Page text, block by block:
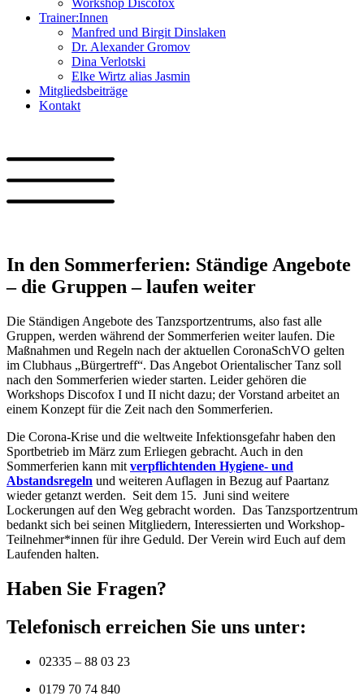
Workshop Discofox
Trainer:Innen
Manfred und Birgit Dinslaken
Dr. Alexander Gromov
Dina Verlotski
Elke Wirtz alias Jasmin
Mitgliedsbeiträge
Kontakt
In den Sommerferien: Ständige Angebote
– die Gruppen – laufen weiter
Die Ständigen Angebote des Tanzsportzentrums, also fast alle
Gruppen, werden während der Sommerferien weiter laufen. Die
Maßnahmen und Regeln nach der aktuellen CoronaSchVO gelten
im Clubhaus „Bürgertreff“. Das Angebot Orientalischer Tanz soll
nach den Sommerferien wieder starten. Leider gehören die
Workshops Discofox I und II nicht dazu; der Vorstand arbeitet an
einem Konzept für die Zeit nach den Sommerferien.
Die Corona-Krise und die weltweite Infektionsgefahr haben den
Sportbetrieb im März zum Erliegen gebracht. Auch in den
Sommerferien kann mit verpflichtenden Hygiene- und
Abstandsregeln und weiteren Auflagen in Bezug auf Paartanz
wieder getanzt werden. Seit dem 15. Juni sind weitere
Lockerungen auf den Weg gebracht worden. Das Tanzsportzentrum
bedankt sich bei seinen Mitgliedern, Interessierten und Workshop-
Teilnehmer*innen für ihre Geduld. Der Verein wird Euch auf dem
Laufenden halten.
Haben Sie Fragen?
Telefonisch erreichen Sie uns unter:
02335 – 88 03 23
0179 70 74 840